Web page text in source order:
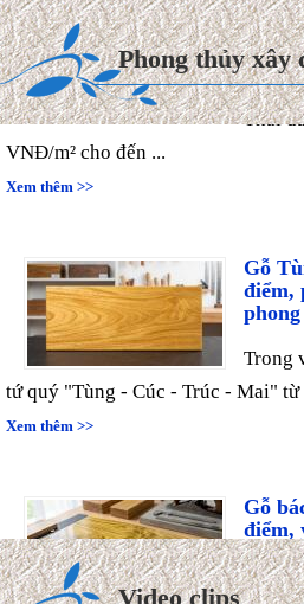
Phong thủy xây
Hiện
thiện
Thái
VNĐ/m² cho đến ...
điểm,
tứ quý "Tùng - Cúc - Trúc - Mai"
Xem thêm >>
điểm,
niên
Trong
Video clips